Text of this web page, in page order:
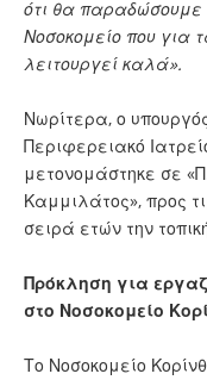
ότι θα παραδώσουμε
Νοσοκομείο που για
λειτουργεί καλά».
Νωρίτερα, ο
Περιφερειακό
μετονομάστηκε σε
Καμμιλάτος», προς
σειρά ετών την
Πρόκληση για
στο Νοσοκομείο
Το Νοσοκομείο